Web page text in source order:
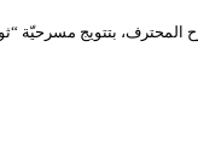
بتتويج مسرحيّة